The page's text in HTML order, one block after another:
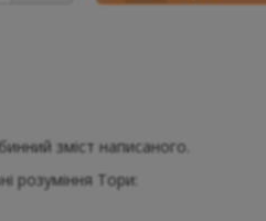
зміст написаного.
розуміння Тори: